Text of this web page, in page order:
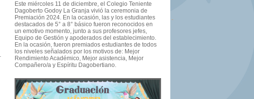
Este miércoles 11 de diciembre, el Colegio Teniente
Dagoberto Godoy La Granja vivió la ceremonia de
Premiación 2024. En la ocasión, las y los estudiantes
destacados de 5° a 8° básico fueron reconocidos en
un emotivo momento, junto a sus profesores jefes,
Equipo de Gestión y apoderados del establecimiento.
En la ocasión, fueron premiados estudiantes de todos
los niveles señalados por los motivos de: Mejor
Rendimiento Académico, Mejor asistencia, Mejor
Compañero/a y Espíritu Dagobertiano.